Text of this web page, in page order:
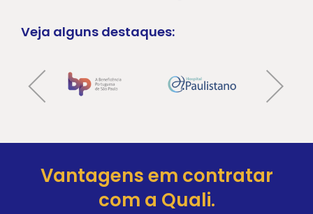
Veja alguns destaques:
Vantagens em contratar
com a Quali.